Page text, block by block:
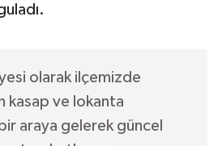
olarak ilçemizde
kasap ve lokanta
araya gelerek güncel